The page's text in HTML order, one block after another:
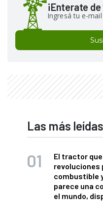
¡Enterate
Ingresá tu e-
Las más leídas
El tractor
revoluciones
combustible
parece una
el mundo,